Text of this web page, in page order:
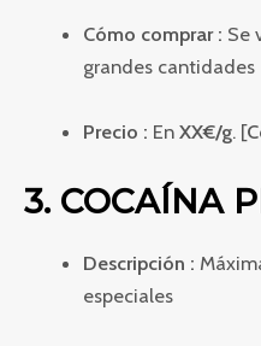
Cómo comprar : Se
grandes cantidades
Precio : EnXX€/g. [
3. COCAÍNA
Descripción :
especiales